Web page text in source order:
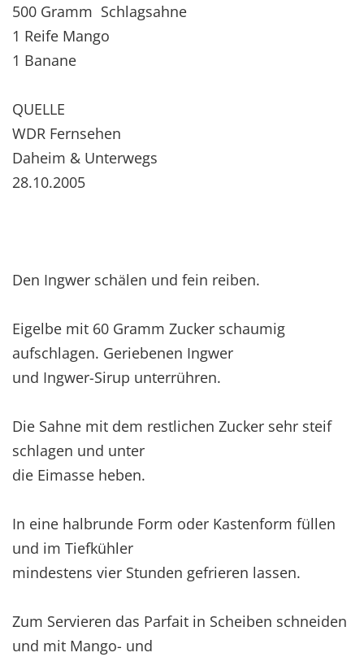
500 Gramm Schlagsahne
1 Reife Mango
1 Banane
QUELLE
WDR Fernsehen
Daheim & Unterwegs
28.10.2005
Den Ingwer schälen und fein reiben.
Eigelbe mit 60 Gramm Zucker schaumig
aufschlagen. Geriebenen Ingwer
und Ingwer-Sirup unterrühren.
Die Sahne mit dem restlichen Zucker sehr steif
schlagen und unter
die Eimasse heben.
In eine halbrunde Form oder Kastenform füllen
und im Tiefkühler
mindestens vier Stunden gefrieren lassen.
Zum Servieren das Parfait in Scheiben schneiden
und mit Mango- und